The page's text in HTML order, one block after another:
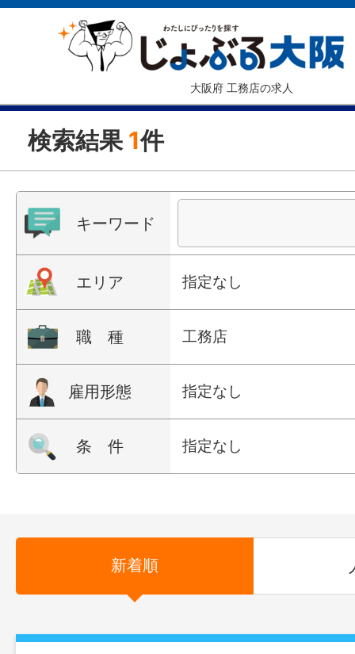
大阪府 工務店の求人
検索結果 1件
キーワード
エリア 指定なし
職 種 工務店
雇用形態 指定なし
条 件 指定なし
新着順